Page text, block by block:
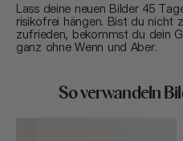
Lass deine neuen Bilder 45
risikofrei hängen. Bist du nicht
zufrieden, bekommst du dein
ganz ohne Wenn und Aber.
So verwandeln